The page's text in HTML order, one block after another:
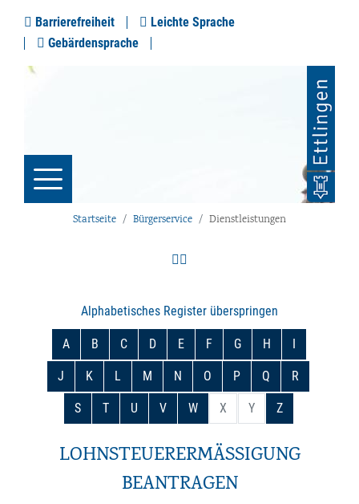
Barrierefreiheit
Leichte Sprache
Gebärdensprache
Startseite Bürgerservice Dienstleistungen
Alphabetisches Register überspringen
A B C D E F G H I
J K L M N O P Q R
S T U V W X Y Z
LOHNSTEUERERMÄSSIGUNG B
EANTRAGEN